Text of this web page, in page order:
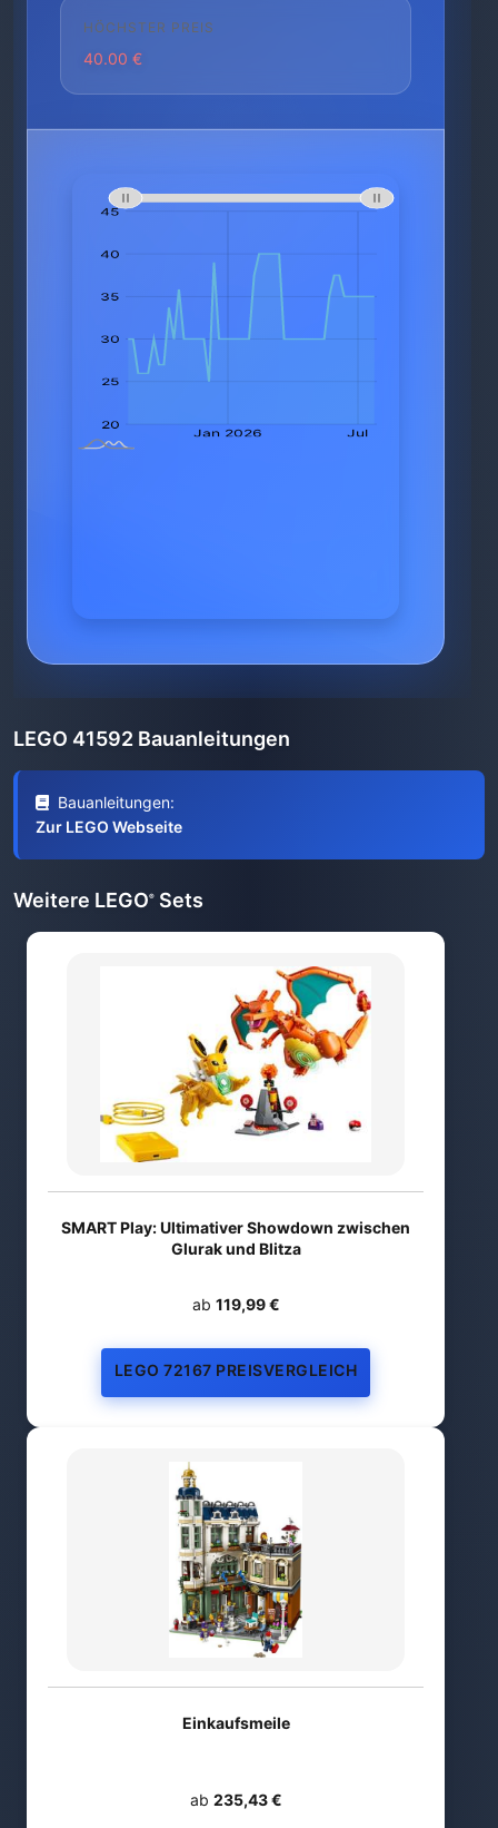
HÖCHSTER PREIS
40.00 €
LEGO 41592 Bauanleitungen
Bauanleitungen:
Zur LEGO Webseite
Weitere LEGO® Sets
SMART Play: Ultimativer Showdown zwischen
Glurak und Blitza
ab 119,99 €
LEGO 72167 PREISVERGLEICH
Einkaufsmeile
ab 235,43 €